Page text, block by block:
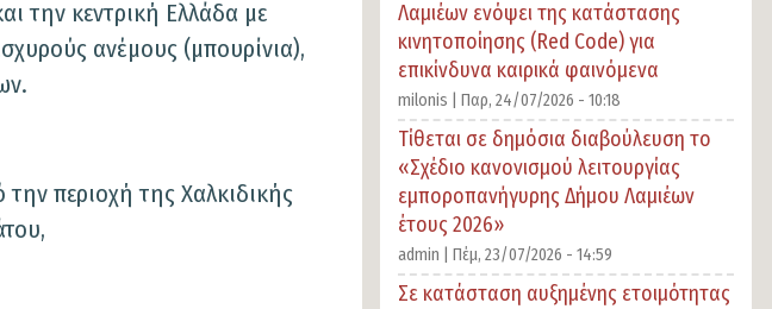
την κεντρική Ελλάδα με
ανέμους (μπουρίνια),
περιοχή της Χαλκιδικής
Λαμιέων ενόψει της κατάστασης
κινητοποίησης (Red Code) για
επικίνδυνα καιρικά φαινόμενα
milonis | Παρ, 24/07/2026 - 10:18
Τίθεται σε δημόσια διαβούλευση το
«Σχέδιο κανονισμού λειτουργίας
εμποροπανήγυρης Δήμου Λαμιέων
έτους 2026»
admin | Πέμ, 23/07/2026 - 14:59
Σε κατάσταση αυξημένης ετοιμότητας